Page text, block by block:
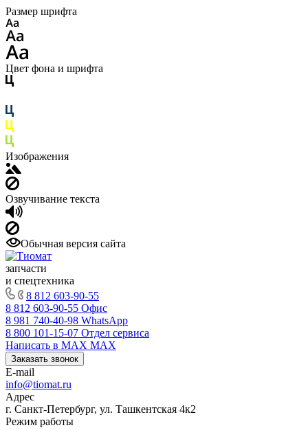
Размер шрифта
Цвет фона и шрифта
Изображения
Озвучивание текста
Обычная версия сайта
запчасти
и спецтехника
8 812 603-90-55
8 812 603-90-55 Офис
8 981 740-40-98 WhatsApp
8 800 101-15-07 Отдел сервиса
Написать в MAX MAX
Заказать звонок
E-mail
info@tiomat.ru
Адрес
г. Санкт-Петербург, ул. Ташкентская 4к2
Режим работы